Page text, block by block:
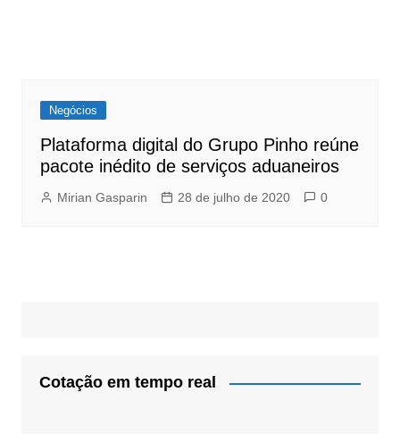
Negócios
Plataforma digital do Grupo Pinho reúne
pacote inédito de serviços aduaneiros
Mirian Gasparin 28 de julho de 2020 0
Cotação em tempo real